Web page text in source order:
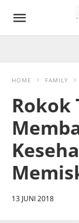
HOME FAMILY
Rokok
13 JUNI 2018